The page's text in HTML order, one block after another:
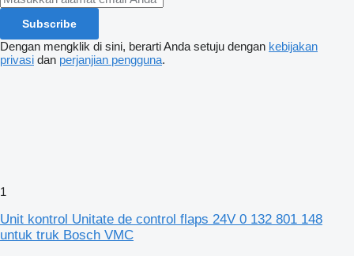
Subscribe
Dengan mengklik di sini, berarti Anda setuju dengan kebijakan
privasi dan perjanjian pengguna.
1
Unit kontrol Unitate de control flaps 24V 0 132 801 148
untuk truk Bosch VMC